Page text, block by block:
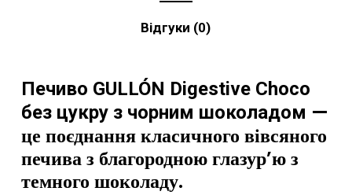
Відгуки (0)
Печиво GULLÓN Digestive Choco
без цукру з чорним шоколадом —
це поєднання класичного вівсяного
печива з благородною глазур’ю з
темного шоколаду.